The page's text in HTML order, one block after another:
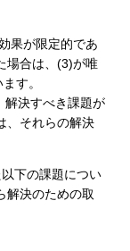
果が限定的であ
場合は、(3)が唯
す。
決すべき課題が
、それらの解決
下の課題につい
解決のための取